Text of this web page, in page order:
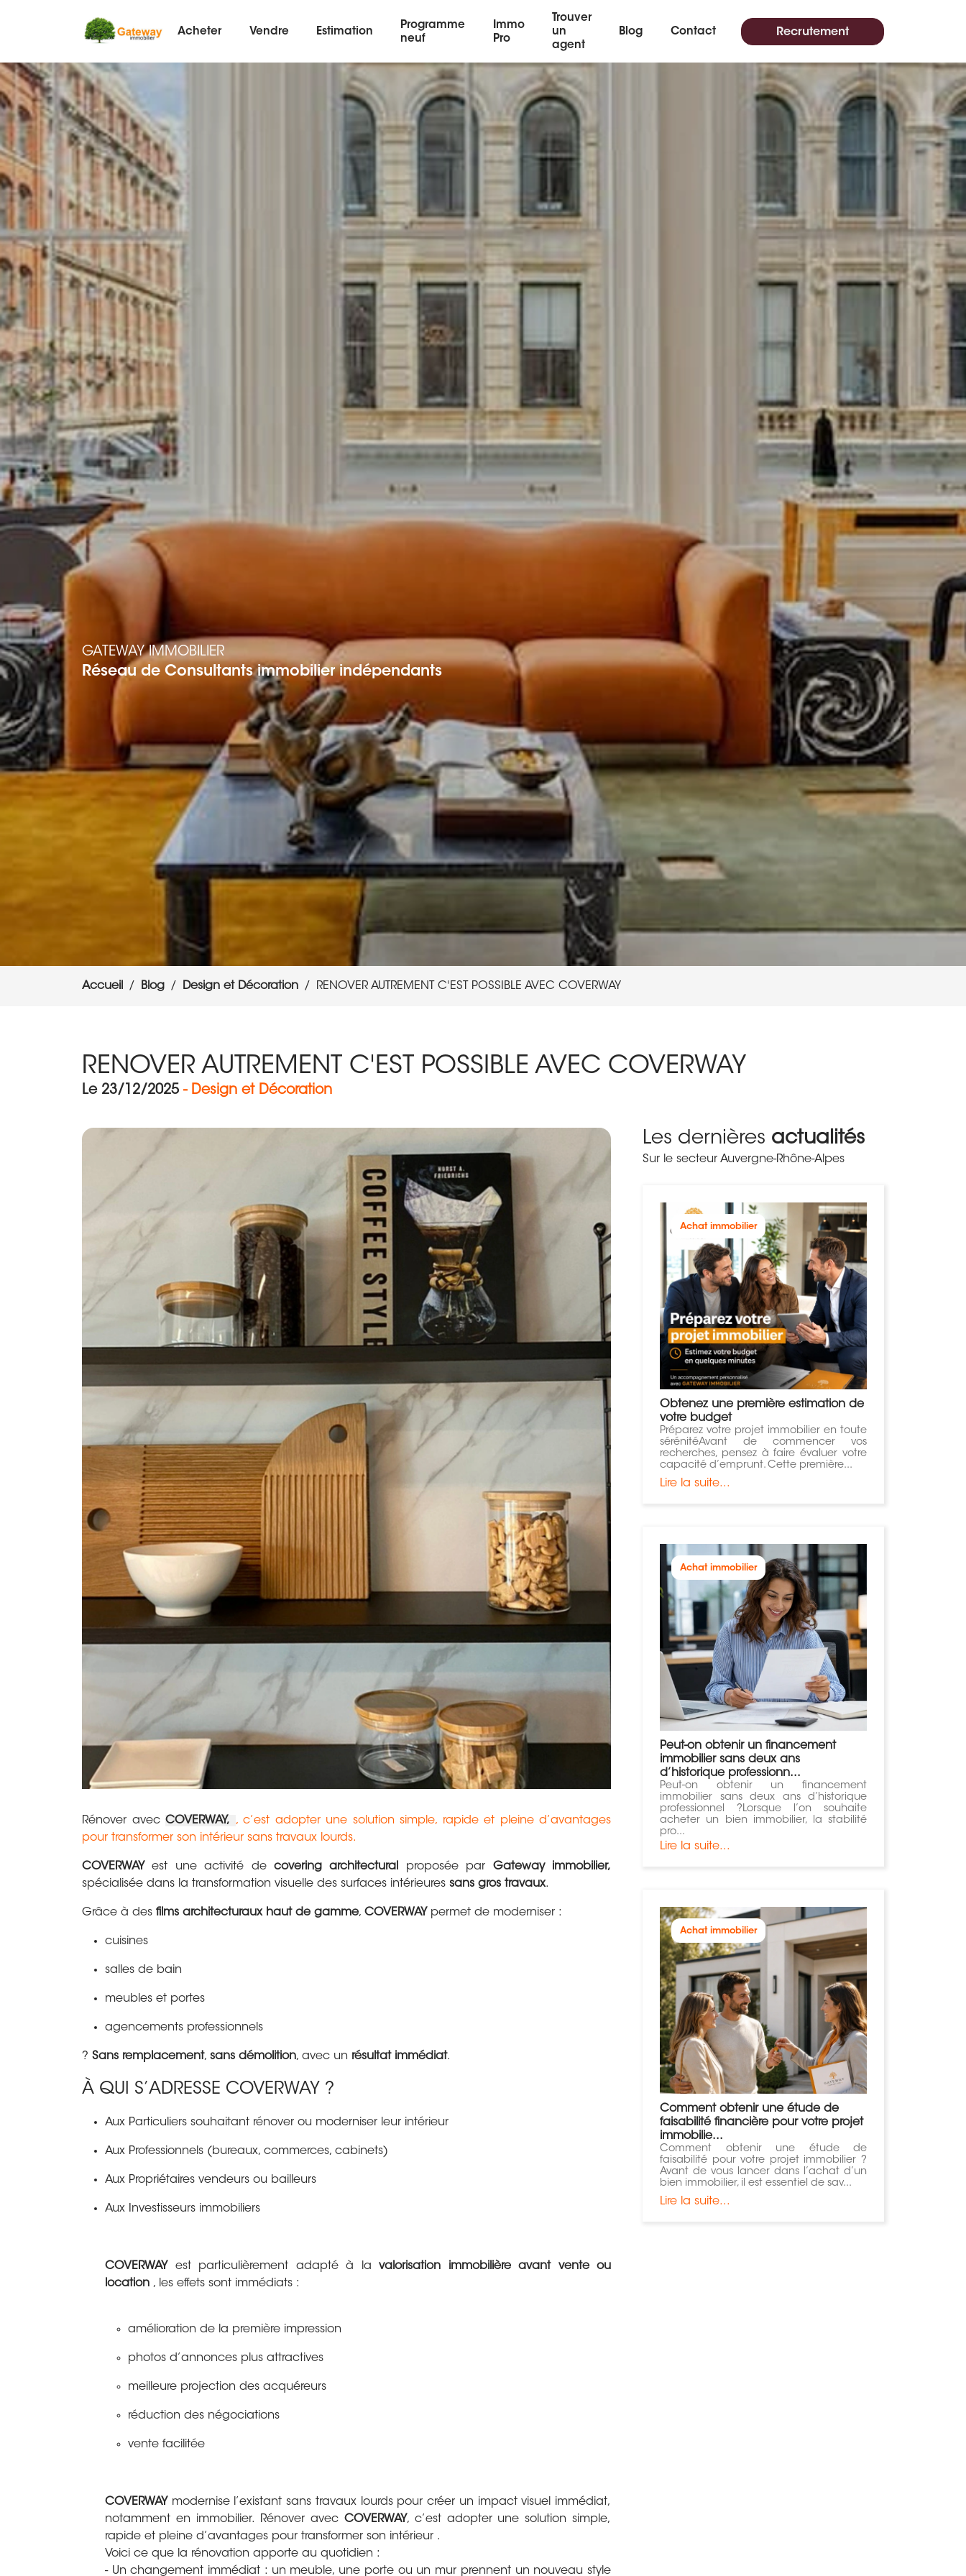
Acheter Vendre Estimation
Programme
neuf
Immo
Pro
Trouver
un
agent
Blog Contact Recrutement
GATEWAY IMMOBILIER
Réseau de Consultants immobilier indépendants
Accueil Blog Design et Décoration RENOVER AUTREMENT C'EST POSSIBLE AVEC COVERWAY
RENOVER AUTREMENT C'EST POSSIBLE AVEC COVERWAY
Le 23/12/2025 - Design et Décoration
Rénover avec COVERWAY, , c’est adopter une solution simple, rapide et pleine d’avantages
pour transformer son intérieur sans travaux lourds.
COVERWAY est une activité de covering architectural proposée par Gateway immobilier,
spécialisée dans la transformation visuelle des surfaces intérieures sans gros travaux.
Grâce à des films architecturaux haut de gamme, COVERWAY permet de moderniser :
cuisines
salles de bain
meubles et portes
agencements professionnels
? Sans remplacement, sans démolition, avec un résultat immédiat.
À QUI S’ADRESSE COVERWAY ?
Aux Particuliers souhaitant rénover ou moderniser leur intérieur
Aux Professionnels (bureaux, commerces, cabinets)
Aux Propriétaires vendeurs ou bailleurs
Aux Investisseurs immobiliers
COVERWAY est particulièrement adapté à la valorisation immobilière avant vente ou
location , les effets sont immédiats :
amélioration de la première impression
photos d’annonces plus attractives
meilleure projection des acquéreurs
réduction des négociations
vente facilitée
COVERWAY modernise l’existant sans travaux lourds pour créer un impact visuel immédiat,
notamment en immobilier. Rénover avec COVERWAY, c’est adopter une solution simple,
rapide et pleine d’avantages pour transformer son intérieur .
Voici ce que la rénovation apporte au quotidien :
- Un changement immédiat : un meuble, une porte ou un mur prennent un nouveau style
Les dernières actualités
Sur le secteur Auvergne-Rhône-Alpes
Achat immobilier
Obtenez une première estimation de
votre budget
​Préparez votre projet immobilier en toute
sérénitéAvant de commencer vos
recherches, pensez à faire évaluer votre
capacité d’emprunt. Cette première...
Lire la suite...
Achat immobilier
Peut-on obtenir un financement
immobilier sans deux ans
d’historique professionn...
Peut-on obtenir un financement
immobilier sans deux ans d’historique
professionnel ?Lorsque l’on souhaite
acheter un bien immobilier, la stabilité
pro...
Lire la suite...
Achat immobilier
Comment obtenir une étude de
faisabilité financière pour votre projet
immobilie...
Comment obtenir une étude de
faisabilité pour votre projet immobilier ?
Avant de vous lancer dans l’achat d’un
bien immobilier, il est essentiel de sav...
Lire la suite...